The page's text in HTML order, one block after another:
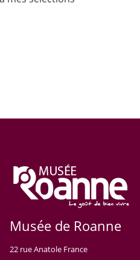
Musée de Roanne
22 rue Anatole France